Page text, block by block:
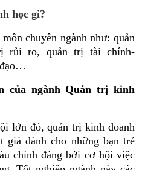
học gì?
chuyên ngành như: quản
rủi ro, quản trị tài chính-
của ngành Quản trị kinh
đó, quản trị kinh doanh
giá dành cho những bạn trẻ
chính đáng bởi cơ hội việc